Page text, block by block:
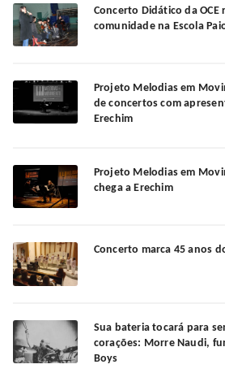
Concerto Didático da
comunidade na Escola
Projeto Melodias em
de concertos com
Erechim
Projeto Melodias em
chega a Erechim
Concerto marca 45 anos
Sua bateria tocará para
corações: Morre Naudi,
Boys